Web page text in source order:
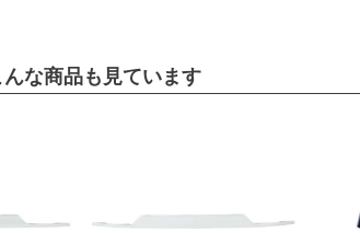
な商品も見ています